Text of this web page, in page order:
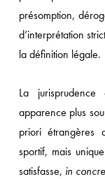
présomption,
d’interprétation
la définition légale.
La
apparence plus
priori étrangères
sportif, mais
satisfasse, in